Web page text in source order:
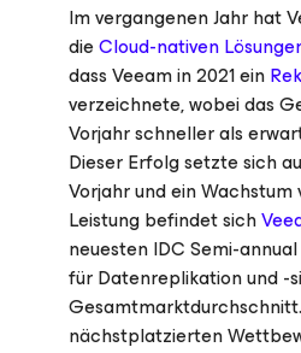
Im vergangenen Jahr hat
dieCloud-nativen
dass Veeam in 2021 ein
verzeichnete, wobei das
Vorjahr schneller als
Dieser Erfolg setzte sich
Vorjahr und ein
Leistung befindet sich
neuesten IDC Semi-
für Datenreplikation und -
nächstplatzierten